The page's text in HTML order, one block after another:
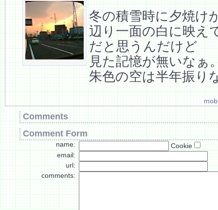
冬の積雪時に夕焼け
辺り一面の白に映え
だと思うんだけど
見た記憶が無いなぁ
朱色の空は半年振り
Comments
Comment Form
name:
Cookie
email:
url:
comments: